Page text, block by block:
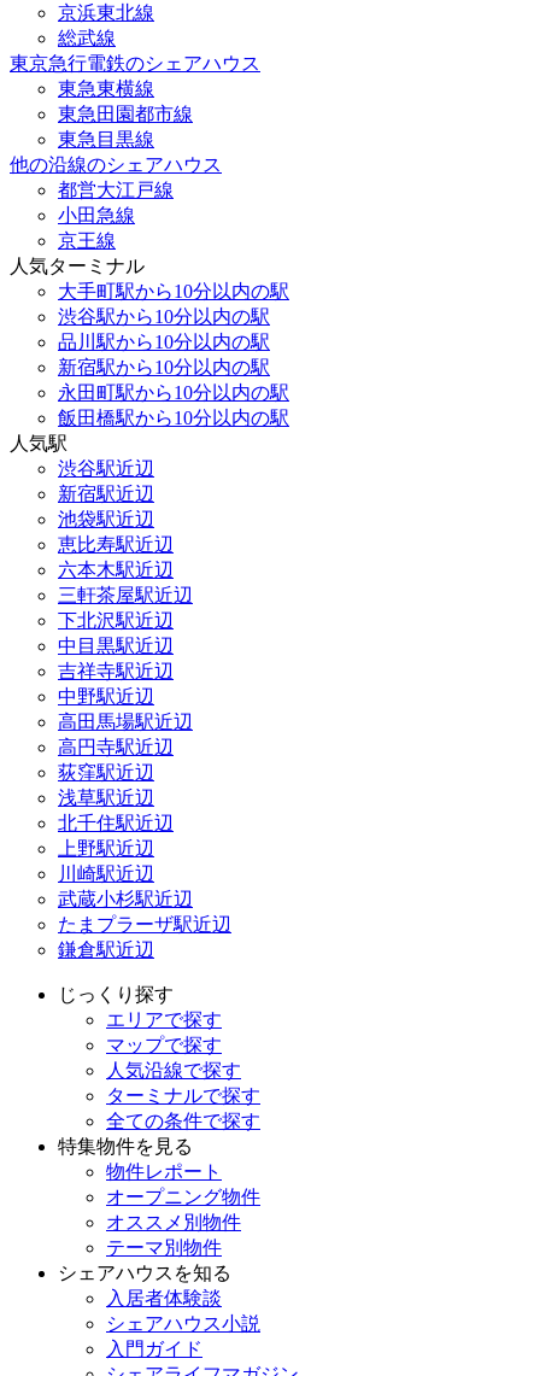
京浜東北線
総武線
東京急行電鉄のシェアハウス
東急東横線
東急田園都市線
東急目黒線
他の沿線のシェアハウス
都営大江戸線
小田急線
京王線
人気ターミナル
大手町駅から10分以内の駅
渋谷駅から10分以内の駅
品川駅から10分以内の駅
新宿駅から10分以内の駅
永田町駅から10分以内の駅
飯田橋駅から10分以内の駅
人気駅
渋谷駅近辺
新宿駅近辺
池袋駅近辺
恵比寿駅近辺
六本木駅近辺
三軒茶屋駅近辺
下北沢駅近辺
中目黒駅近辺
吉祥寺駅近辺
中野駅近辺
高田馬場駅近辺
高円寺駅近辺
荻窪駅近辺
浅草駅近辺
北千住駅近辺
上野駅近辺
川崎駅近辺
武蔵小杉駅近辺
たまプラーザ駅近辺
鎌倉駅近辺
じっくり探す
エリアで探す
マップで探す
人気沿線で探す
ターミナルで探す
全ての条件で探す
特集物件を見る
物件レポート
オープニング物件
オススメ別物件
テーマ別物件
シェアハウスを知る
入居者体験談
シェアハウス小説
入門ガイド